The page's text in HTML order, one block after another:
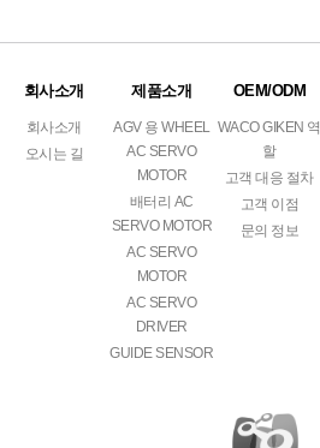
회사소개
회사소개
오시는 길
제품소개
AGV 용 WHEEL
AC SERVO
MOTOR
배터리 AC
SERVO MOTOR
AC SERVO
MOTOR
AC SERVO
DRIVER
GUIDE SENSOR
OEM/ODM
WACO GIKEN 역
할
고객 대응 절차
고객 이점
문의 정보